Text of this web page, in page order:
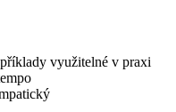
využitelné v praxi